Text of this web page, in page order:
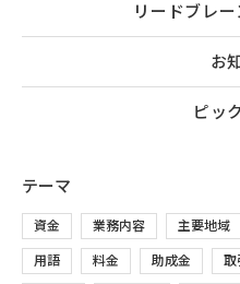
リードブレ
お
ピッ
テーマ
資金 業務内容 主要地域
用語 料金 助成金 取